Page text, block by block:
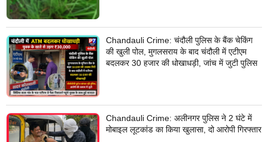
Chandauli Crime: चंदौली पुलिस के बैंक चेकिंग
की खुली पोल, मुगलसराय के बाद चंदौली में एटीएम
बदलकर 30 हजार की धोखाधड़ी, जांच में जुटी पुलिस
Chandauli Crime: अलीनगर पुलिस ने 2 घंटे में
मोबाइल लूटकांड का किया खुलासा, दो आरोपी गिरफ्तार